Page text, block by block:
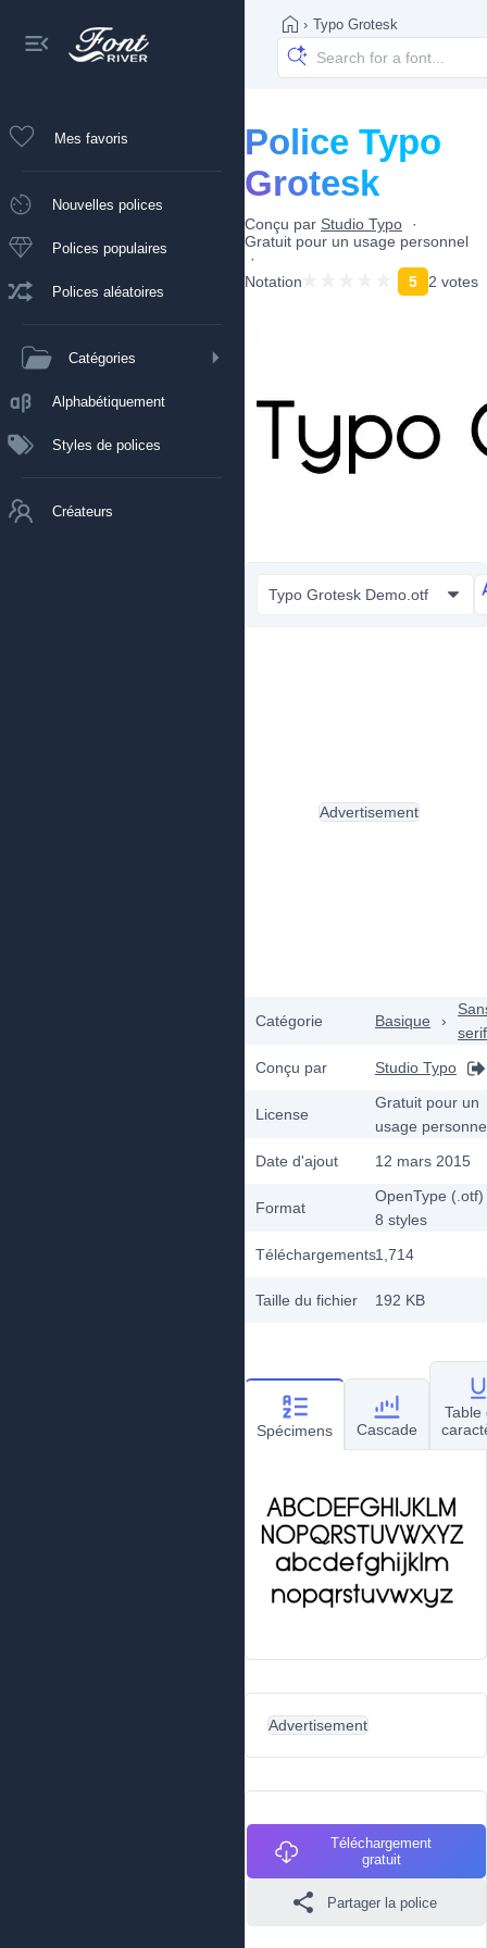
Mes favoris
Nouvelles polices
Polices populaires
Polices aléatoires
Catégories
Alphabétiquement
Styles de polices
Créateurs
› Typo Grotesk
Police Typo
Grotesk
Conçu par Studio Typo
Gratuit pour un usage personnel
Notation 5 2 votes
Typo Grotesk Demo.otf
Catégorie Basique ›
serif
Conçu par
Studio Typo
License
Gratuit pour un
usage
Date d'ajout
12 mars 2015
Format
OpenType (.otf)
8 styles
Téléchargements1,714
Taille du fichier 192 KB
Advertisement
Spécimens Cascade
Table
Advertisement
Téléchargement
gratuit
Partager la police